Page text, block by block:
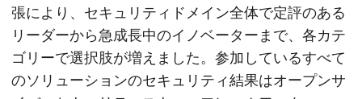
張により、セキュリティドメイン全体で定評のある
リーダーから急成長中のイノベーターまで、各カテ
ゴリーで選択肢が増えました。参加しているすべて
のソリューションのセキュリティ結果はオープンサ